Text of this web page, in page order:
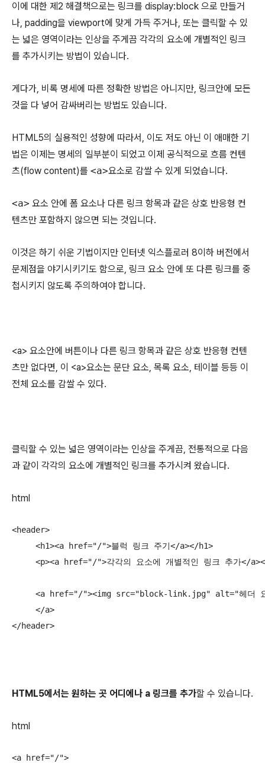
이에 대한 제2 해결책으로는 링크를 display:block 으로 만들거
나, padding을 viewport에 맞게 가득 주거나, 또는 클릭할 수 있
는 넓은 영역이라는 인상을 주게끔 각각의 요소에 개별적인 링크
를 추가시키는 방법이 있습니다.
게다가, 비록 명세에 따른 정확한 방법은 아니지만, 링크안에 모든
것을 다 넣어 감싸버리는 방법도 있습니다.
HTML5의 실용적인 성향에 따라서, 이도 저도 아닌 이 애매한 기
법은 이제는 명세의 일부분이 되었고 이제 공식적으로 흐름 컨텐
츠(flow content)를 <a>요소로 감쌀 수 있게 되었습니다.
<a> 요소 안에 폼 요소나 다른 링크 항목과 같은 상호 반응형 컨
텐츠만 포함하지 않으면 되는 것입니다.
이것은 하기 쉬운 기법이지만 인터넷 익스플로러 8이하 버전에서
문제점을 야기시키기도 함으로, 링크 요소 안에 또 다른 링크를 중
첩시키지 않도록 주의하여야 합니다.
<a> 요소안에 버튼이나 다른 링크 항목과 같은 상호 반응형 컨텐
츠만 없다면, 이 <a>요소는 문단 요소, 목록 요소, 테이블 등등 이
전체 요소를 감쌀 수 있다.
클릭할 수 있는 넓은 영역이라는 인상을 주게끔, 전통적으로 다음
과 같이 각각의 요소에 개별적인 링크를 추가시켜 왔습니다.
html
<header>
     <h1><a href="/">블럭 링크 주기</a></h1>
<p><a href="/">각각의 요소에 개별적인 링크 추가</
<a href="/"><img src="block-link.jpg" alt="헤더
     </a>
</header>
HTML5에서는 원하는 곳 어디에나 a 링크를 추가할 수 있습니다.
html
<a href="/">